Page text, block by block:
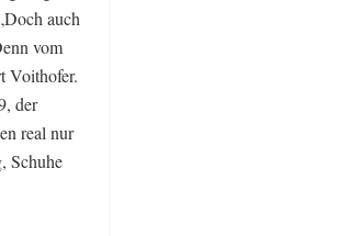
auch
vom
Voithofer.
der
real nur
Schuhe